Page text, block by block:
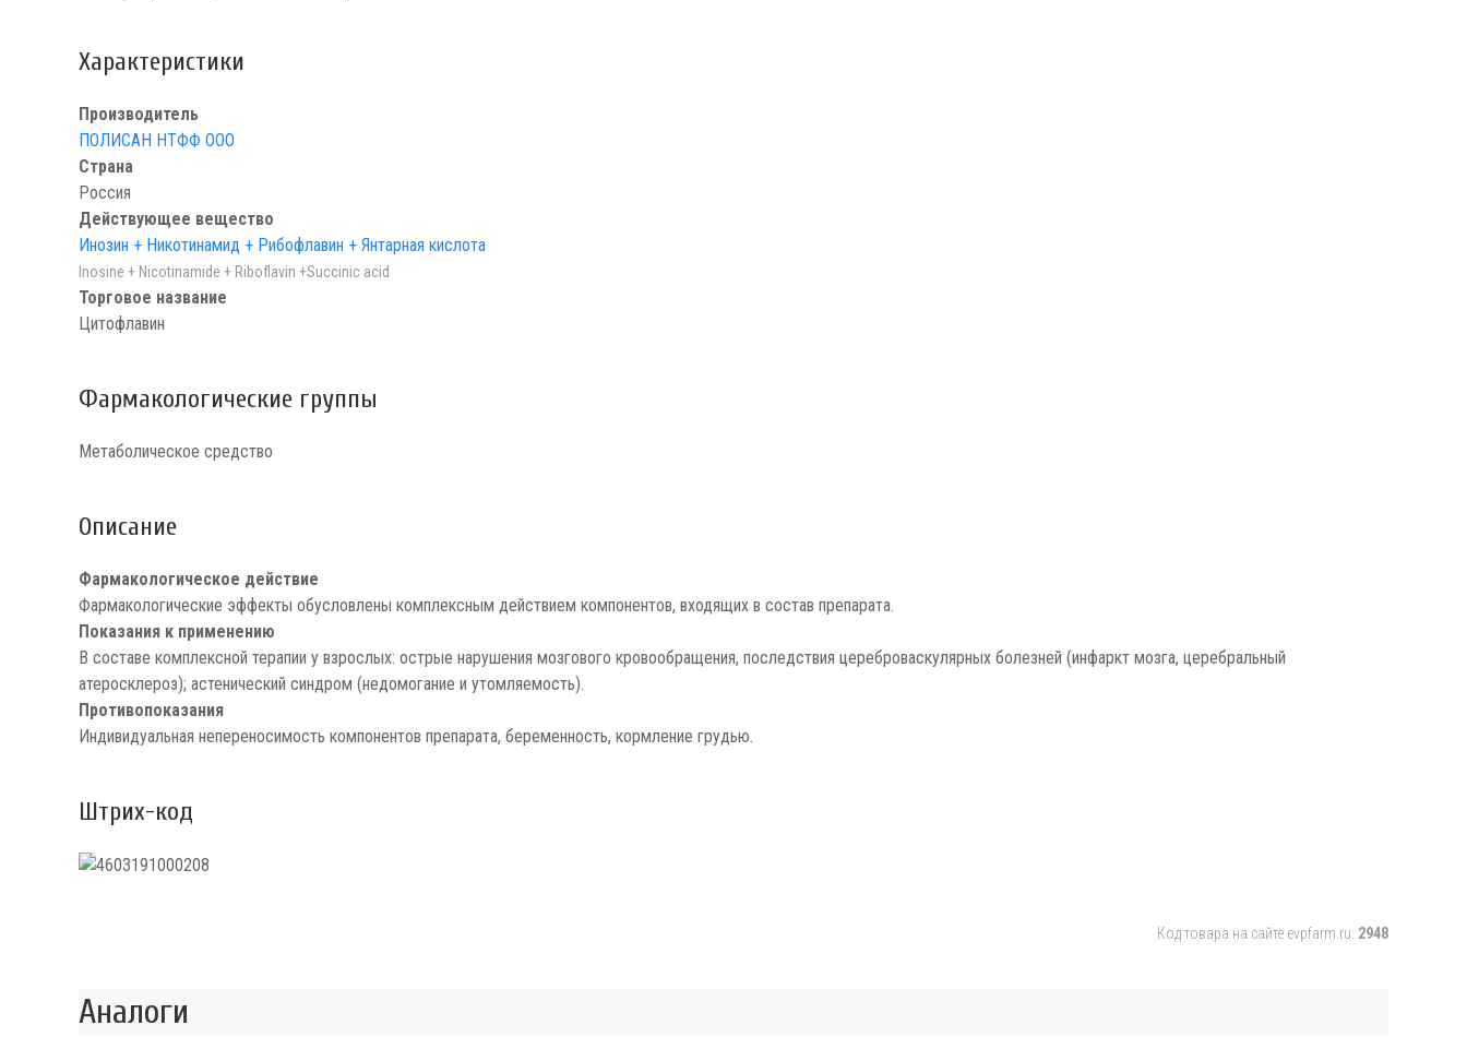
Характеристики
Производитель
ПОЛИСАН НТФФ ООО
Страна
Россия
Действующее вещество
Инозин + Никотинамид + Рибофлавин + Янтарная кислота
Inosine + Nicotinamide + Riboflavin +Succinic acid
Торговое название
Цитофлавин
Фармакологические группы
Метаболическое средство
Описание
Фармакологическое действие
Фармакологические эффекты обусловлены комплексным действием компонентов, входящих в состав препарата.
Показания к применению
В составе комплексной терапии у взрослых: острые нарушения мозгового кровообращения, последствия цереброваскулярных болезней (инфаркт мозга, церебральный
атеросклероз); астенический синдром (недомогание и утомляемость).
Противопоказания
Индивидуальная непереносимость компонентов препарата, беременность, кормление грудью.
Штрих-код
Код товара на сайте evpfarm.ru: 2948
Аналоги